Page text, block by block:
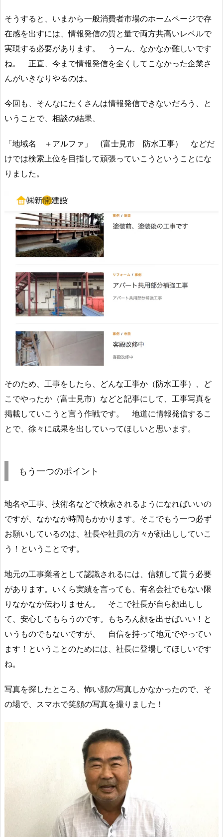
そうすると、いまから一般消費者市場のホームページで存
在感を出すには、情報発信の質と量で両方共高いレベルで
実現する必要があります。 うーん、なかなか難しいです
ね。 正直、今まで情報発信を全くしてこなかった企業さ
んがいきなりやるのは。
今回も、そんなにたくさんは情報発信できないだろう、と
いうことで、相談の結果、
「地域名 ＋アルファ」 (富士見市 防水工事） などだ
けでは検索上位を目指して頑張っていこうということにな
りました。
そのため、工事をしたら、どんな工事か（防水工事）、ど
こでやったか（富士見市）などと記事にして、工事写真を
掲載していこうと言う作戦です。 地道に情報発信するこ
とで、徐々に成果を出していってほしいと思います。
もう一つのポイント
地名や工事、技術名などで検索されるようになればいいの
ですが、なかなか時間もかかります。そこでもう一つ必ず
お願いしているのは、社長や社員の方々が顔出ししていこ
う！ということです。
地元の工事業者として認識されるには、信頼して貰う必要
があります。いくら実績を言っても、有名会社でもない限
りなかなか伝わりません。 そこで社長が自ら顔出しし
て、安心してもらうのです。もちろん顔を出せばいい！と
いうものでもないですが、 自信を持って地元でやってい
ます！ということのためには、社長に登場してほしいです
ね。
写真を探したところ、怖い顔の写真しかなかったので、そ
の場で、スマホで笑顔の写真を撮りました！